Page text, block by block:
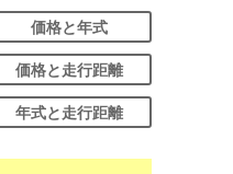
価格と年式
価格と走行距離
年式と走行距離